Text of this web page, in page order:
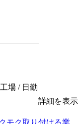
場 / 日勤
詳細を表示